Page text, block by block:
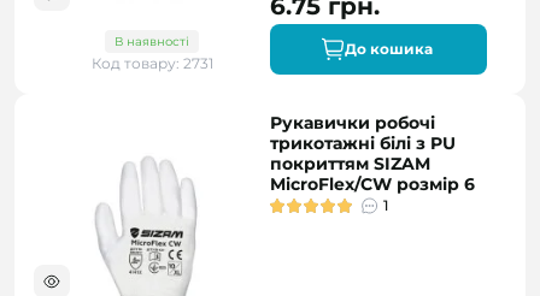
В наявності
Код товару: 2731
6.75 грн.
До кошика
Рукавички робочі
трикотажні білі з PU
покриттям SIZAM
MicroFlex/CW розмір 6
1